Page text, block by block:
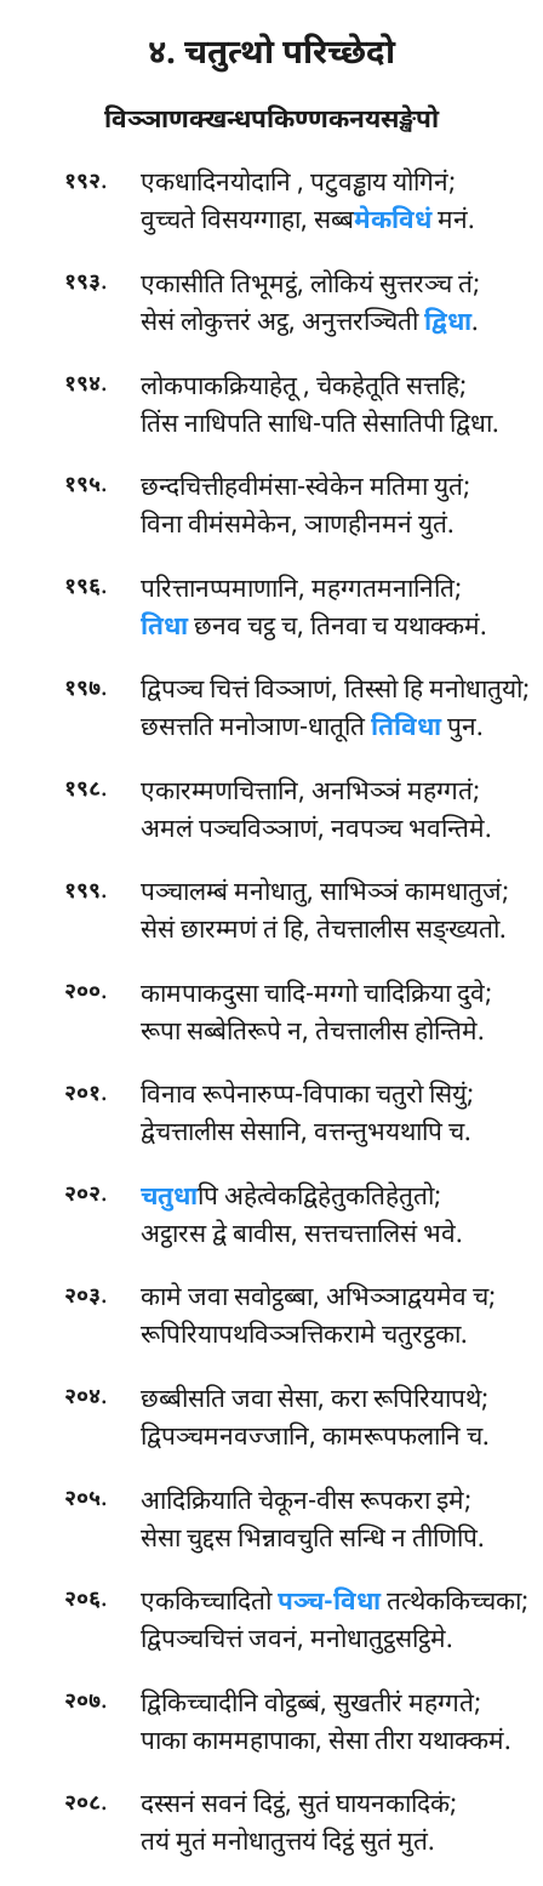
४. चतुत्थो परिच्छेदो
विञ्ञाणक्खन्धपकिण्णकनयसङ्खेपो
१९२. एकधादिनयोदानि , पटुवड्ढाय योगिनं;
वुच्चते विसयग्गाहा, सब्बमेकविधंमनं.
१९३.
एकासीति तिभूमट्ठं, लोकियं सुत्तरञ्च तं;
सेसं लोकुत्तरं अट्ठ, अनुत्तरञ्चितीद्विधा.
१९४. लोकपाकक्रियाहेतू, चेकहेतूति सत्तहि;
तिंस नाधिपति साधि-पति सेसातिपी द्विधा.
१९५.
छन्दचित्तीहवीमंसा-स्वेकेन मतिमा युतं;
विना वीमंसमेकेन, ञाणहीनमनं युतं.
१९६.
परित्तानप्पमाणानि, महग्गतमनानिति;
तिधाछनव चट्ठ च, तिनवा च यथाक्कमं.
१९७.
द्विपञ्च चित्तं विञ्ञाणं, तिस्सो हि मनोधातुयो;
छसत्तति मनोञाण-धातूतितिविधापुन.
१९८.
एकारम्मणचित्तानि, अनभिञ्ञं महग्गतं;
अमलं पञ्चविञ्ञाणं, नवपञ्च भवन्तिमे.
१९९.
पञ्चालम्बं मनोधातु, साभिञ्ञं कामधातुजं;
सेसं छारम्मणं तं हि, तेचत्तालीस सङ्ख्यतो.
२००.
कामपाकदुसा चादि-मग्गो चादिक्रिया दुवे;
रूपा सब्बेतिरूपे न, तेचत्तालीस होन्तिमे.
२०१.
विनाव रूपेनारुप्प-विपाका चतुरो सियुं;
द्वेचत्तालीस सेसानि, वत्तन्तुभयथापि च.
२०२. चतुधापि अहेत्वेकद्विहेतुकतिहेतुतो;
अट्ठारस द्वे बावीस, सत्तचत्तालिसं भवे.
२०३. कामेजवा सवोट्ठब्बा, अभिञ्ञाद्वयमेव च;
रूपिरियापथविञ्ञत्तिकरामे चतुरट्ठका.
२०४.
छब्बीसति जवा सेसा, करा रूपिरियापथे;
द्विपञ्चमनवज्जानि, कामरूपफलानि च.
२०५.
आदिक्रियाति चेकून-वीस रूपकरा इमे;
सेसा चुद्दस भिन्नावचुति सन्धि न तीणिपि.
२०६. एककिच्चादितोपञ्च-विधातत्थेककिच्चका;
द्विपञ्चचित्तं जवनं, मनोधातुट्ठसट्ठिमे.
२०७.
द्विकिच्चादीनि वोट्ठब्बं, सुखतीरं महग्गते;
पाका काममहापाका, सेसा तीरा यथाक्कमं.
२०८.
दस्सनं सवनं दिट्ठं, सुतं घायनकादिकं;
तयं मुतं मनोधातुत्तयं दिट्ठं सुतं मुतं.